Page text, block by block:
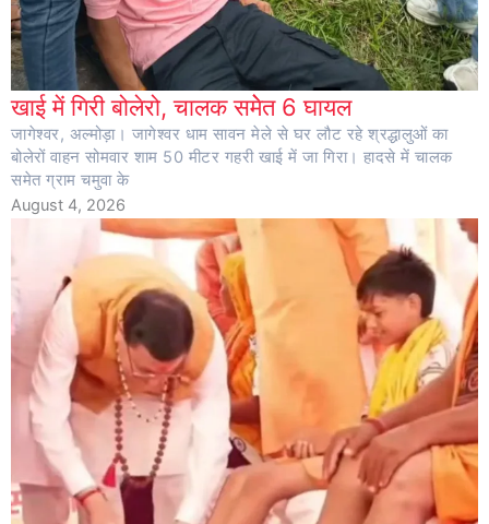
खाई में गिरी बोलेरो, चालक समेेत 6 घायल
जागेश्वर, अल्मोड़ा। जागेश्वर धाम सावन मेले से घर लौट रहे श्रद्धालुओं का
बोलेरों वाहन सोमवार शाम 50 मीटर गहरी खाई में जा गिरा। हादसे में चालक
समेत ग्राम चमुवा के
August 4, 2026